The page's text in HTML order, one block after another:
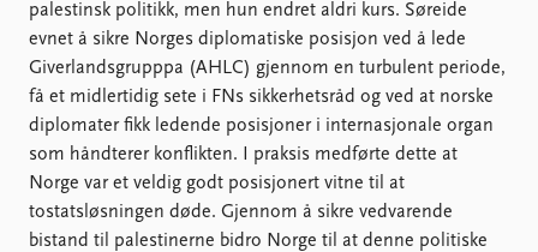
palestinsk politikk, men hun endret aldri kurs. Søreide
evnet å sikre Norges diplomatiske posisjon ved å lede
Giverlandsgrupppa (AHLC) gjennom en turbulent periode,
få et midlertidig sete i FNs sikkerhetsråd og ved at norske
diplomater fikk ledende posisjoner i internasjonale organ
som håndterer konflikten. I praksis medførte dette at
Norge var et veldig godt posisjonert vitne til at
tostatsløsningen døde. Gjennom å sikre vedvarende
bistand til palestinerne bidro Norge til at denne politiske